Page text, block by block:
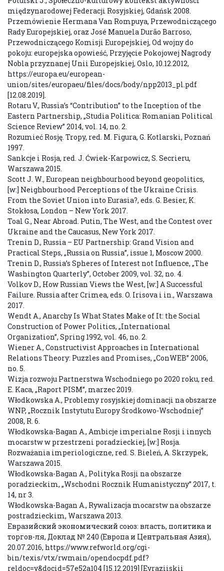
międzynarodowej Federacji Rosyjskiej, Gdańsk 2008.
Przemówienie Hermana Van Rompuya, Przewodniczącego
Rady Europejskiej, oraz José Manuela Durão Barroso,
Przewodniczącego Komisji Europejskiej, Od wojny do
pokoju: europejska opowieść, Przyjęcie Pokojowej Nagrody
Nobla przyznanej Unii Europejskiej, Oslo, 10.12.2012,
https://europa.eu/european-
union/sites/europaeu/files/docs/body/npp2013_pl.pdf
[12.08.2019].
Rotaru V., Russia’s “Contribution” to the Inception of the
Eastern Partnership, „Studia Politica: Romanian Political
Science Review” 2014, vol. 14, no. 2.
Rozumieć Rosję. Tropy, red. M. Figura, G. Kotlarski, Poznań
1997.
Sankcje i Rosja, red. J. Ćwiek-Karpowicz, S. Secrieru,
Warszawa 2015.
Scott J. W., European neighbourhood beyond geopolitics,
[w:] Neighbourhood Perceptions of the Ukraine Crisis.
From the Soviet Union into Eurasia?, eds. G. Besier, K.
Stokłosa, London – New York 2017.
Toal G., Near Abroad. Putin, The West, and the Contest over
Ukraine and the Caucasus, New York 2017.
Trenin D., Russia – EU Partnership: Grand Vision and
Practical Steps, „Russia on Russia”, issue 1, Moscow 2000.
Trenin D., Russia’s Spheres of Interest not Influence, „The
Washington Quarterly”, October 2009, vol. 32, no. 4.
Volkov D., How Russian Views the West, [w:] A Successful
Failure. Russia after Crimea, eds. O. Irisova i in., Warszawa
2017.
Wendt A., Anarchy Is What States Make of It: the Social
Construction of Power Politics, „International
Organization”, Spring 1992, vol. 46, no. 2.
Wiener A., Constructivist Approaches in International
Relations Theory: Puzzles and Promises, „ConWEB” 2006,
no. 5.
Wizja rozwoju Partnerstwa Wschodniego po 2020 roku, red.
E. Kaca, „Raport PISM”, marzec 2019.
Włodkowska A., Problemy rosyjskiej dominacji na obszarze
WNP, „Rocznik Instytutu Europy Środkowo-Wschodniej”
2008, R. 6.
Włodkowska-Bagan A., Ambicje imperialne Rosji i innych
mocarstw w przestrzeni poradzieckiej, [w:] Rosja.
Rozważania imperiologiczne, red. S. Bieleń, A. Skrzypek,
Warszawa 2015.
Włodkowska-Bagan A., Polityka Rosji na obszarze
poradzieckim, „Wschodni Rocznik Humanistyczny” 2017, t.
14, nr 3.
Włodkowska-Bagan A., Rywalizacja mocarstw na obszarze
postradzieckim, Warszawa 2013.
Евразийский экономический союз: власть, политика и
торгов-ля, Доклад № 240 (Европа и Центральная Азия),
20.07.2016, https://www.refworld.org/cgi-
bin/texis/vtx/rwmain/opendocpdf.pdf?
reldoc=y&docid=57e52a104 [15.12.2019] [Evraziiskii